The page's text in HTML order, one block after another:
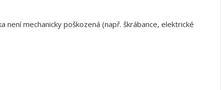
mechanicky poškozená (např. škrábance, elektrické